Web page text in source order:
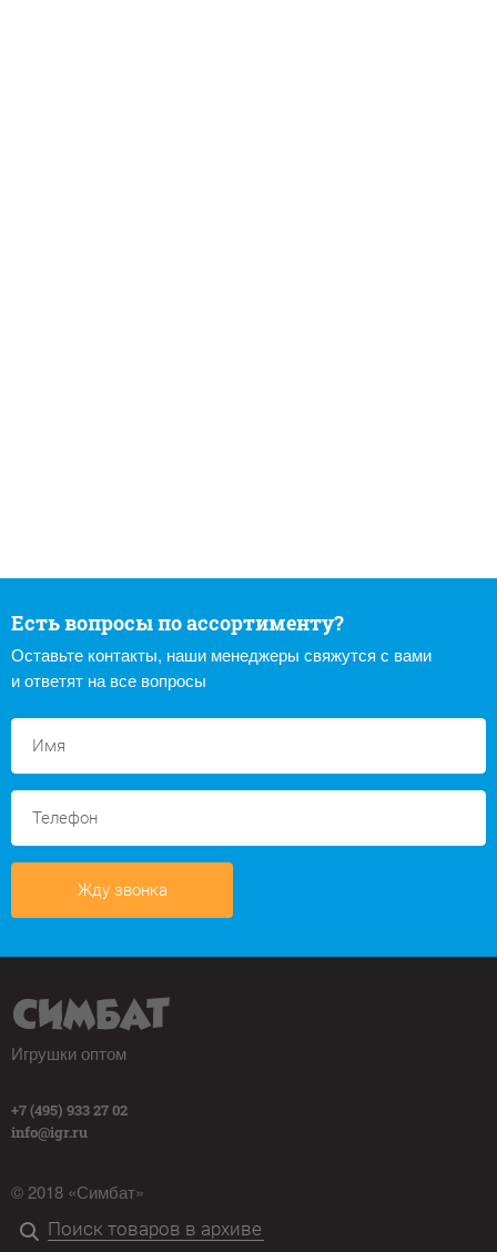
Есть вопросы по ассортименту?
Оставьте контакты, наши менеджеры свяжутся с вами
и ответят на все вопросы
Жду звонка
Игрушки оптом
+7 (495) 933 27 02
info@igr.ru
© 2018 «Симбат»